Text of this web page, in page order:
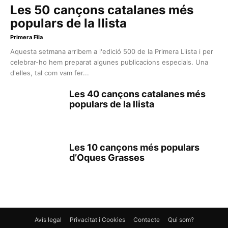
Les 50 cançons catalanes més
populars de la llista
Primera Fila
Aquesta setmana arribem a l'edició 500 de la Primera Llista i per
celebrar-ho hem preparat algunes publicacions especials. Una
d'elles, tal com vam fer...
Les 40 cançons catalanes més
populars de la llista
Les 10 cançons més populars
d’Oques Grasses
Avís legal Privacitat i Cookies Contacte Qui som?